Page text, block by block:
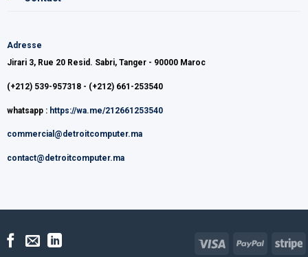
Adresse
Jirari 3, Rue 20 Resid. Sabri, Tanger - 90000 Maroc
(+212) 539-957318 - (+212) 661-253540
whatsapp : https://wa.me/212661253540
commercial@detroitcomputer.ma
contact@detroitcomputer.ma
Visa PayPal